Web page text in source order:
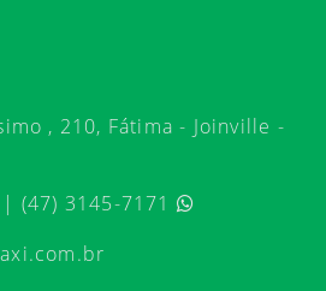
, 210, Fátima - Joinville -
(47) 3145-7171